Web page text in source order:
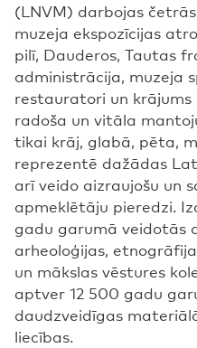
(LNVM) darbojas
muzeja ekspozīcijas
pilī, Dauderos, Tautas
administrācija, muzeja
restauratori un krājums
radoša un vitāla
tikai krāj, glabā, pēta,
reprezentē dažādas
arī veido aizraujošu un
apmeklētāju pieredzi.
gadu garumā veidotās
arheoloģijas,
un mākslas vēstures
aptver 12 500 gadu
daudzveidīgas
liecības.